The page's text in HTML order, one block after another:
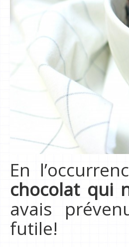
En
chocolat qui
avais
futile!